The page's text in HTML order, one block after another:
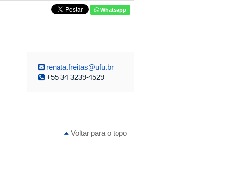
Whatsapp
renata.freitas@ufu.br
+55 34 3239-4529
Voltar para o topo